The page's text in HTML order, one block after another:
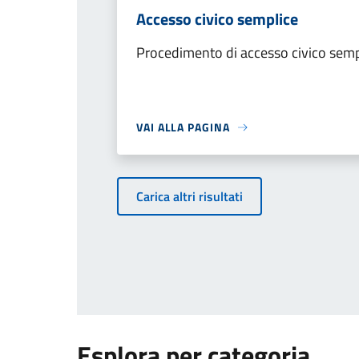
Accesso civico semplice
Procedimento di accesso civico
VAI ALLA PAGINA
Carica altri risultati